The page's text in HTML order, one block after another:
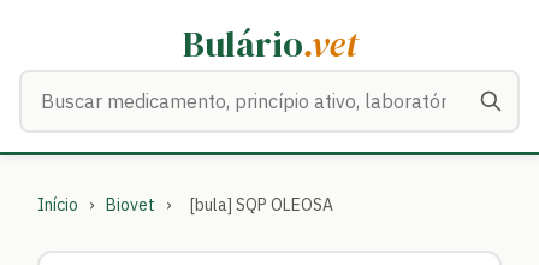
Bulário.vet
Início › Biovet › [bula] SQP OLEOSA